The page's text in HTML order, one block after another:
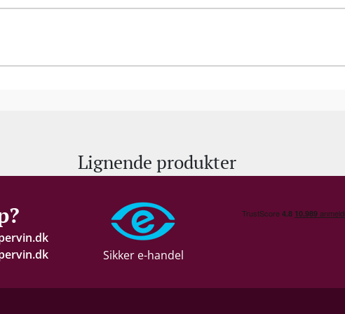
til prisen … (159,95 DKK v/ 6 fl.)"
... Balancen er meget imponerende, og det
ikke mere!? Prisvurdering: ★★★★★★ 6 /
behøver altså ikke være dyrt for at være lækkert,
Casa Marin, der formår at få det optimale ud af
denne vin til en lækker og saftig oplevelse." -
Lignende produkter
Sikker e-handel